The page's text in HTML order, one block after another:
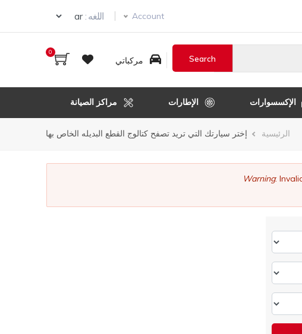
Account اللغه :
مركباتي
0
الإكسسوارات الإطارات مراكز الصيانة
مسار
التنقل
الرئيسية إختر سيارتك التي تريد تصفح كتالوج القطع البديله الخاص بها
Warning: